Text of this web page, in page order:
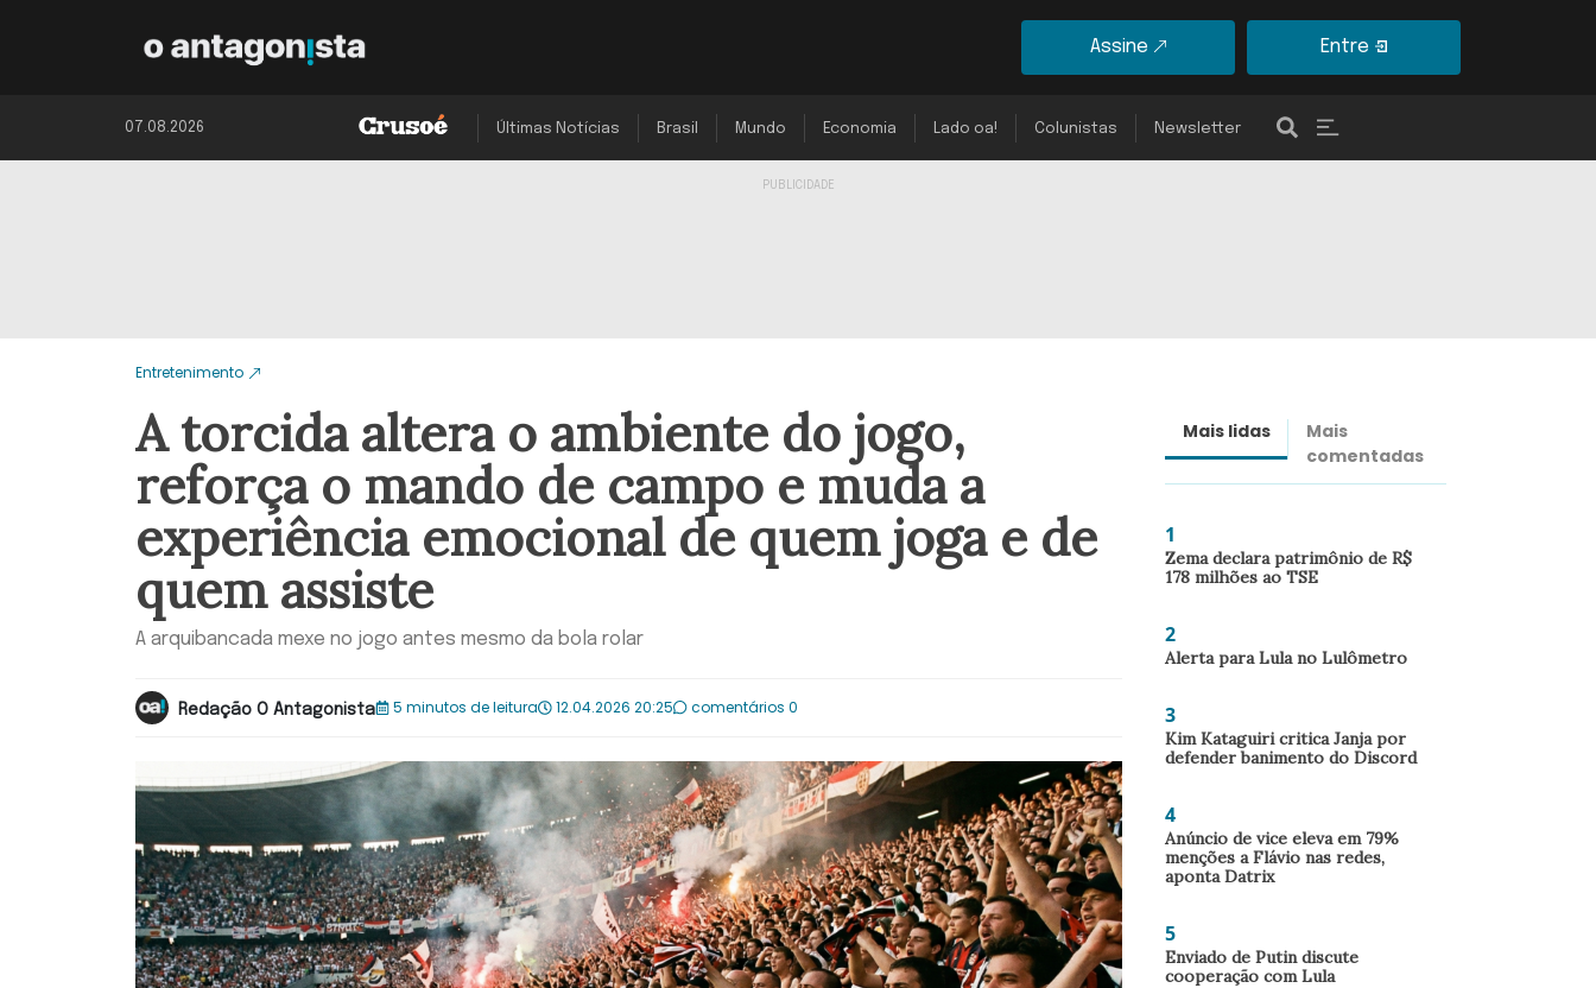
Assine Entre
07.08.2026 Últimas Notícias Brasil Mundo Economia Lado oa! Colunistas Newsletter
Entretenimento
A torcida altera o ambiente do jogo,
reforça o mando de campo e muda a
experiência emocional de quem joga e de
quem assiste
A arquibancada mexe no jogo antes mesmo da bola rolar
Redação O Antagonista 5 minutos de leitura 12.04.2026 20:25 comentários 0
Mais lidas
Mais
comentadas
1
Zema declara patrimônio de R$
178 milhões ao TSE
2
Alerta para Lula no Lulômetro
3
Kim Kataguiri critica Janja por
defender banimento do Discord
4
Anúncio de vice eleva em 79%
menções a Flávio nas redes,
aponta Datrix
5
Enviado de Putin discute
cooperação com Lula